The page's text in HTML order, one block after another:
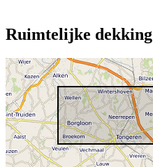
Ruimtelijke dekking